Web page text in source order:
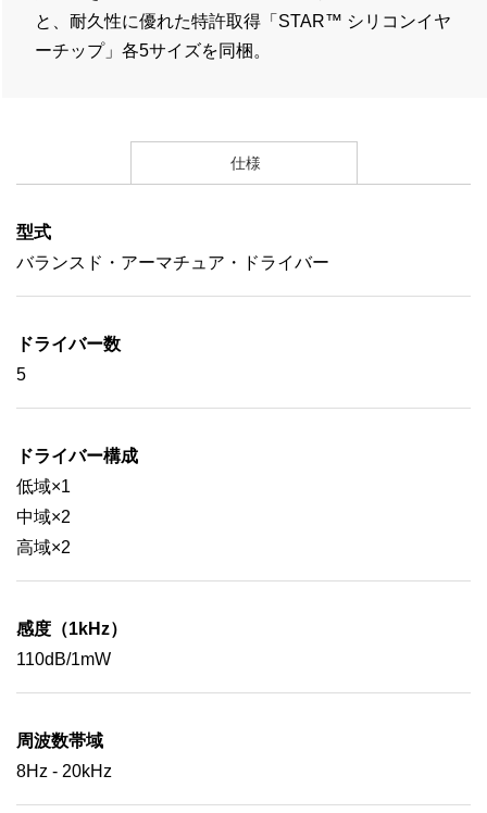
と、耐久性に優れた特許取得「STAR™ シリコンイヤ
ーチップ」各5サイズを同梱。
仕様
型式
バランスド・アーマチュア・ドライバー
ドライバー数
5
ドライバー構成
低域×1
中域×2
高域×2
感度（1kHz）
110dB/1mW
周波数帯域
8Hz - 20kHz